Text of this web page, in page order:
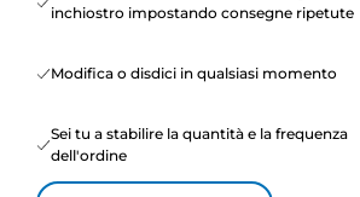
inchiostro impostando consegne ripetute
Modifica o disdici in qualsiasi momento
Sei tu a stabilire la quantità e la frequenza
dell'ordine